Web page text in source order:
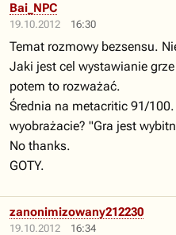
19.10.2012 16:30
Bai_NPC
Temat rozmowy bezsensu.
Jaki jest cel wystawianie
potem to rozważać.
Średnia na metacritic 91/
wyobrażacie? "Gra jest
No thanks.
GOTY.
19.10.2012 16:34
zanonimizowany212230